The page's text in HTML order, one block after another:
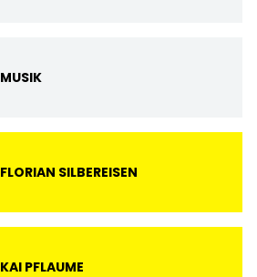
MUSIK
FLORIAN SILBEREISEN
KAI PFLAUME